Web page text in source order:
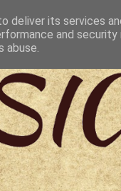
deliver its services
and
abuse.